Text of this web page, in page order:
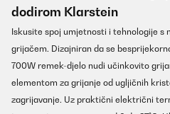
dodirom Klarstein
Iskusite spoj umjetnosti i tehnologije s
grijačem. Dizajniran da se
700W remek-djelo nudi učinkovito
elementom za grijanje od ugljičnih
zagrijavanje. Uz praktični električni